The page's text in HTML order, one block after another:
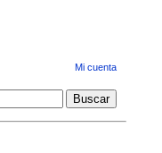
Mi cuenta